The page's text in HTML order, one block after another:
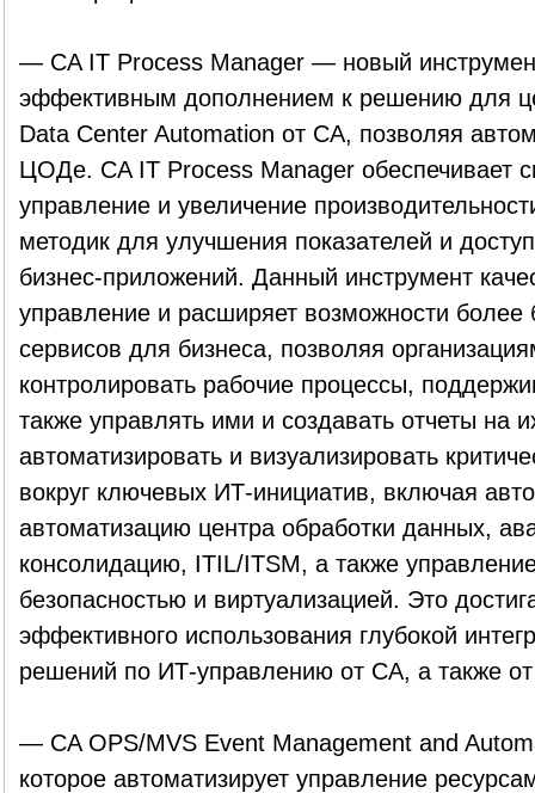
— CA IT Process Manager — новый
эффективным дополнением к решению для
Data Center Automation от CA, позволяя
ЦОДе. CA IT Process Manager обеспечивает
управление и увеличение
методик для улучшения показателей и
бизнес-приложений. Данный инструмент
управление и расширяет возможности более
сервисов для бизнеса, позволяя
контролировать рабочие процессы,
также управлять ими и создавать отчеты на
автоматизировать и визуализировать
вокруг ключевых ИТ-инициатив, включая
автоматизацию центра обработки данных,
консолидацию, ITIL/ITSM, а также
безопасностью и виртуализацией. Это
эффективного использования глубокой
решений по ИТ-управлению от CA, а также
— CA OPS/MVS Event Management and
которое автоматизирует управление